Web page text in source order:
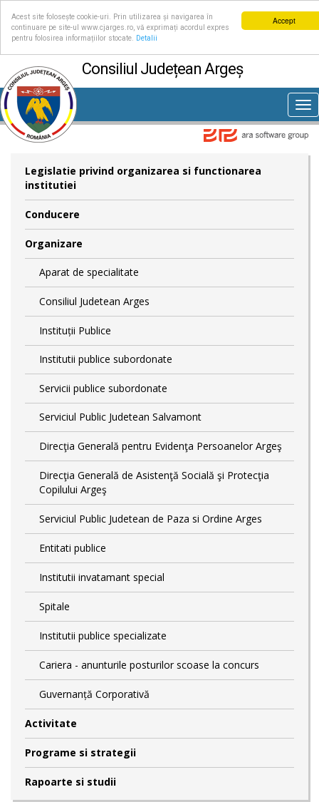
Accept
Acest site folosește cookie-uri. Prin utilizarea și navigarea în
continuare pe site-ul www.cjarges.ro, vă exprimați acordul expres
pentru folosirea informațiilor stocate.
Detalii
Consiliul Județean Argeș
Legislatie privind organizarea si functionarea
institutiei
Conducere
Organizare
Aparat de specialitate
Consiliul Judetean Arges
Instituții Publice
Institutii publice subordonate
Servicii publice subordonate
Serviciul Public Judetean Salvamont
Direcţia Generală pentru Evidenţa Persoanelor Argeş
Direcţia Generală de Asistenţă Socială şi Protecţia
Copilului Argeş
Serviciul Public Judetean de Paza si Ordine Arges
Entitati publice
Institutii invatamant special
Spitale
Institutii publice specializate
Cariera - anunturile posturilor scoase la concurs
Guvernanță Corporativă
Activitate
Programe si strategii
Rapoarte si studii